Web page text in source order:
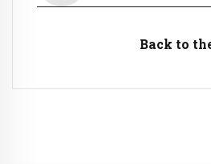
Back to